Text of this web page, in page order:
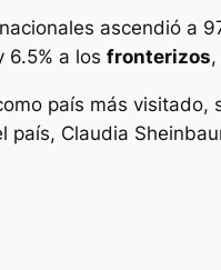
ascendió a
6.5% a los fronterizos
país más
país, Claudia